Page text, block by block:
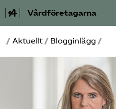
Vårdföretagarna
Välfärdskriminalitet
Medlemskap
/ Aktuellt / Blogginlägg /